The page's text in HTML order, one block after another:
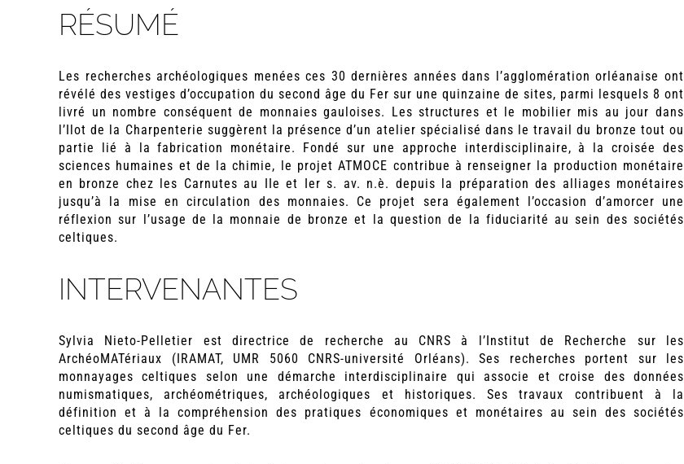
RÉSUMÉ
Les recherches archéologiques menées ces 30 dernières années dans l’agglomération orléanaise ont
révélé des vestiges d’occupation du second âge du Fer sur une quinzaine de sites, parmi lesquels 8 ont
livré un nombre conséquent de monnaies gauloises. Les structures et le mobilier mis au jour dans
l’Ilot de la Charpenterie suggèrent la présence d’un atelier spécialisé dans le travail du bronze tout ou
partie lié à la fabrication monétaire. Fondé sur une approche interdisciplinaire, à la croisée des
sciences humaines et de la chimie, le projet ATMOCE contribue à renseigner la production monétaire
en bronze chez les Carnutes au IIe et Ier s. av. n.è. depuis la préparation des alliages monétaires
jusqu’à la mise en circulation des monnaies. Ce projet sera également l’occasion d’amorcer une
réflexion sur l’usage de la monnaie de bronze et la question de la fiduciarité au sein des sociétés
celtiques.
INTERVENANTES
Sylvia Nieto-Pelletier est directrice de recherche au CNRS à l’Institut de Recherche sur les
ArchéoMATériaux (IRAMAT, UMR 5060 CNRS-université Orléans). Ses recherches portent sur les
monnayages celtiques selon une démarche interdisciplinaire qui associe et croise des données
numismatiques, archéométriques, archéologiques et historiques. Ses travaux contribuent à la
définition et à la compréhension des pratiques économiques et monétaires au sein des sociétés
celtiques du second âge du Fer.